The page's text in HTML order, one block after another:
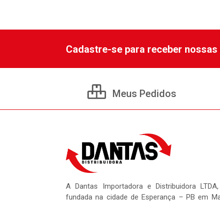
Cadastre-se para receber
Meus Pedidos
A Dantas Importadora e Distribuidora
fundada na cidade de Esperança – PB em